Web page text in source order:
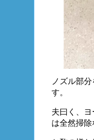
ノズル部
す。
夫曰く、
は全然掃